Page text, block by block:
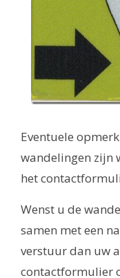
Eventuele
wandelingen zijn
het
Wenst u de
samen met een
verstuur dan uw
contactformulier